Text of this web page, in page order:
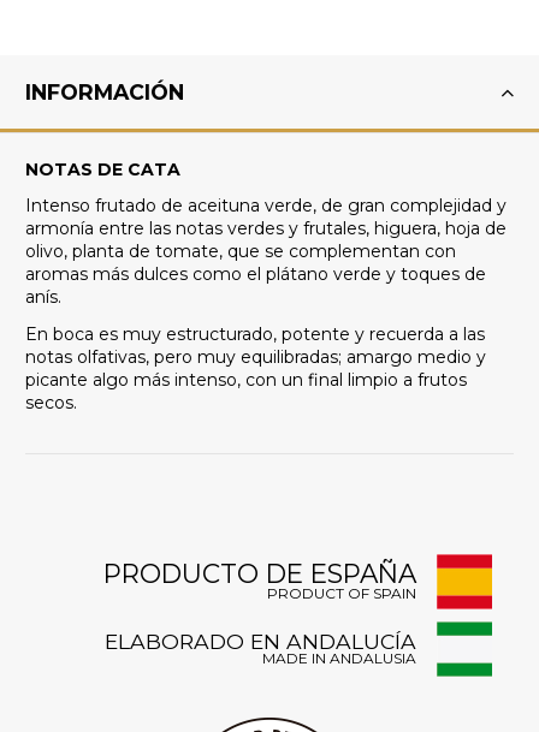
INFORMACIÓN
NOTAS DE CATA
Intenso frutado de aceituna verde, de gran complejidad y
armonía entre las notas verdes y frutales, higuera, hoja de
olivo, planta de tomate, que se complementan con
aromas más dulces como el plátano verde y toques de
anís.
En boca es muy estructurado, potente y recuerda a las
notas olfativas, pero muy equilibradas; amargo medio y
picante algo más intenso, con un final limpio a frutos
secos.
PRODUCTO DE ESPAÑA
PRODUCT OF SPAIN
ELABORADO EN ANDALUCÍA
MADE IN ANDALUSIA